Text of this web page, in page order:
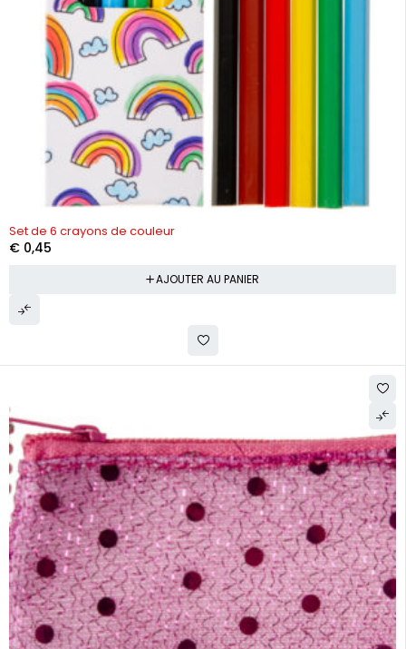
Set de 6 crayons de couleur
€ 0,45
AJOUTER AU PANIER